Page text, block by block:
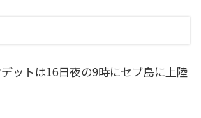
ットは16日夜の9時にセブ島に上陸